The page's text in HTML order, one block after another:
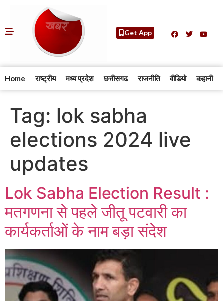
Get App
Home राष्ट्रीय मध्य प्रदेश छत्तीसगढ राजनीति वीडियो कहानी
Tag: lok sabha
elections 2024 live
updates
Lok Sabha Election Result :
मतगणना से पहले जीतू पटवारी का
कार्यकर्ताओं के नाम बड़ा संदेश